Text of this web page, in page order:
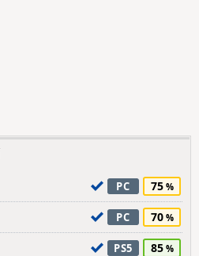
PC 75
PC 70
PS5 85